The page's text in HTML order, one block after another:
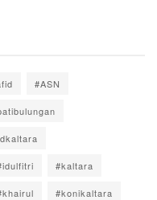
#ASN
#kaltara
#konikaltara